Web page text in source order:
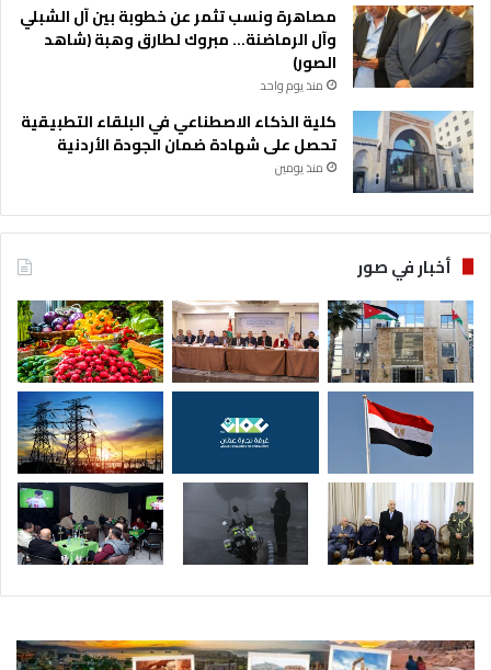
مصاهرة ونسب تثمر عن خطوبة بين آل الشبلي
وآل الرماضنة… مبروك لطارق وهبة (شاهد
الصور)
منذ يوم واحد
كلية الذكاء الاصطناعي في البلقاء التطبيقية
تحصل على شهادة ضمان الجودة الأردنية
منذ يومين
أخبار في صور